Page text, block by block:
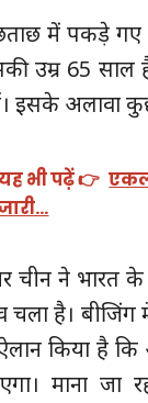
में पकड़े गए
उम्र 65 साल
इसके अलावा कुछ
भी पढ़ें 👉 एकल
चीन ने भारत
चला है। बीजिंग
किया है कि
माना